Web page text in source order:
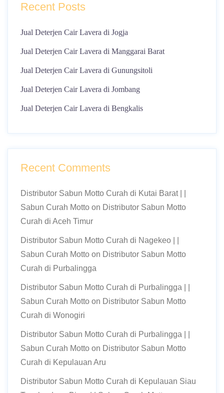
Recent Posts
Jual Deterjen Cair Lavera di Jogja
Jual Deterjen Cair Lavera di Manggarai Barat
Jual Deterjen Cair Lavera di Gunungsitoli
Jual Deterjen Cair Lavera di Jombang
Jual Deterjen Cair Lavera di Bengkalis
Recent Comments
Distributor Sabun Motto Curah di Kutai Barat | |
Sabun Curah Motto on Distributor Sabun Motto
Curah di Aceh Timur
Distributor Sabun Motto Curah di Nagekeo | |
Sabun Curah Motto on Distributor Sabun Motto
Curah di Purbalingga
Distributor Sabun Motto Curah di Purbalingga | |
Sabun Curah Motto on Distributor Sabun Motto
Curah di Wonogiri
Distributor Sabun Motto Curah di Purbalingga | |
Sabun Curah Motto on Distributor Sabun Motto
Curah di Kepulauan Aru
Distributor Sabun Motto Curah di Kepulauan Siau